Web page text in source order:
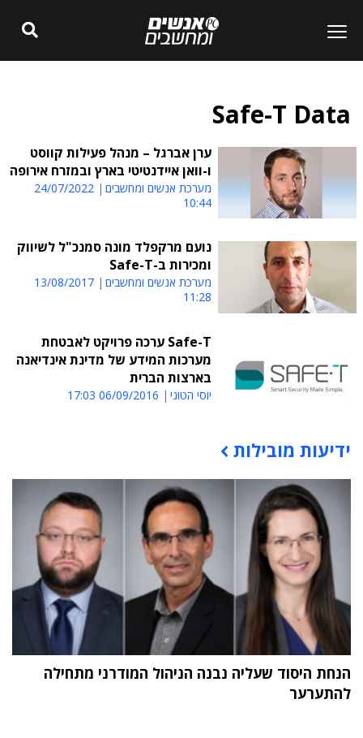
Safe-T Data
ערן אברגל – מנהל פעילות קווסט
ו-וואן איידנטיטי בארץ ובמזרח אירופה
מערכת אנשים ומחשבים
24/07/2022
10:44
נועם מרקפלד מונה סמנכ"ל לשיווק
ומכירות ב-Safe-T
מערכת אנשים ומחשבים
13/08/2017
11:28
Safe-T ערכה פרויקט לאבטחת
מערכות המידע של מדינת אינדיאנה
בארצות הברית
יוסי הטוני 06/09/2016 17:03
תוכן פרסומי
ידיעות מובילות
הנחת היסוד שעליה נבנה הניהול המודרני מתחילה
להתערער